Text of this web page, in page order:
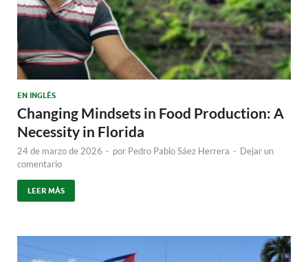
EN INGLÉS
Changing Mindsets in Food Production: A
Necessity in Florida
24 de marzo de 2026 - por Pedro Pablo Sáez Herrera - Dejar un
comentario
LEER MÁS